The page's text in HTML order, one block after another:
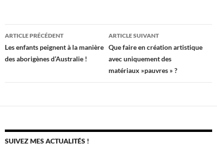
Navigation
des
articles
ARTICLE PRÉCÉDENT
Les enfants peignent à la manière
des aborigènes d’Australie !
ARTICLE SUIVANT
Que faire en création artistique
avec uniquement des
matériaux »pauvres » ?
SUIVEZ MES ACTUALITÉS !